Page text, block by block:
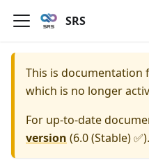
SRS
This is documentation
which is no longer
For up-to-date
version (6.0 (Stable) ✅).